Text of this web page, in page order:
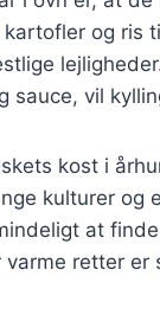
og ris
sauce, vil
kost i
kulturer og
at
varme retter